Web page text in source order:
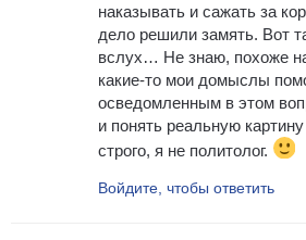
наказывать и сажать за
дело решили замять. Вот
вслух… Не знаю, похоже
какие-то мои домыслы
осведомленным в этом
и понять реальную
строго, я не политолог.
Войдите, чтобы ответить